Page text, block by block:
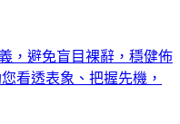
，避免盲目裸辭，穩健佈
看透表象、把握先機，